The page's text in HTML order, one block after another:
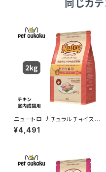
同じカ
ニュートロ ナチュラルチョイス
室内猫用 アダルト チキン 2kg
4562358785375
¥4,491